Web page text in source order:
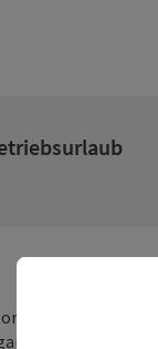
we pamper
as well as